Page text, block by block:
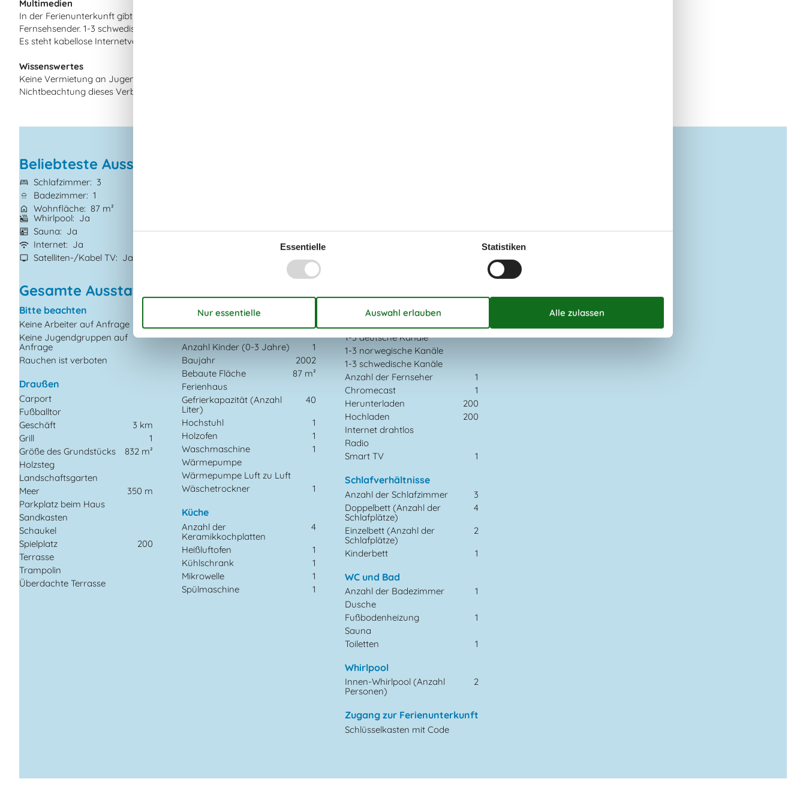
Multimedien
In der Ferienunterkunft gibt es 1 Fernseher mit Smart-TV.1 Chromecast. Radio. Mindestens 4 dänische
Fernsehsender. 1-3 schwedische Fernsehsender. 1-3 norwegische Fernsehsender. 1-3 deutsche Fernsehsender.
Es steht kabellose Internetverbindung zur Verfügung.
Wissenswertes
Keine Vermietung an Jugendgruppen, in denen alle 15-25 Jahre sind. Rauchen ist nicht zugelassen. Bei
Nichtbeachtung dieses Verbots wird eine Gebühr von mindestens EUR 420,- erhoben.
Beliebteste Ausstattungen
Schlafzimmer
3
Badezimmer 1
Wohnfläche 87 m²
Whirlpool
Ja
Sauna
Ja
Internet
Ja
Satelliten-/Kabel TV
Ja
Waschmaschine Ja
Klimafreundlich Ja
Gesamte Ausstattung
Bitte beachten
Keine Arbeiter auf Anfrage
Keine Jugendgruppen auf
Anfrage
Rauchen ist verboten
Draußen
Carport
Fußballtor
Geschäft
3 km
Grill
1
Größe des Grundstücks
832 m²
Holzsteg
Landschaftsgarten
Meer
350 m
Parkplatz beim Haus
Sandkasten
Schaukel
Spielplatz
200
Terrasse
Trampolin
Überdachte Terrasse
Einrichtung
Anzahl Erwachsene inkl. 4-11
6
Anzahl Kinder (0-3 Jahre)
1
Baujahr
2002
Bebaute Fläche
87 m²
Ferienhaus
Gefrierkapazität (Anzahl
Liter)
40
Hochstuhl
1
Holzofen
1
Waschmaschine
1
Wärmepumpe
Wärmepumpe Luft zu Luft
Wäschetrockner
1
Küche
Anzahl der
Keramikkochplatten
4
Heißluftofen
1
Kühlschrank
1
Mikrowelle
1
Spülmaschine
1
Multimedien
> 3 dänische Sender
1-3 deutsche Kanäle
1-3 norwegische Kanäle
1-3 schwedische Kanäle
Anzahl der Fernseher
1
Chromecast
1
Herunterladen
200
Hochladen
200
Internet drahtlos
Radio
Smart TV
1
Schlafverhältnisse
Anzahl der Schlafzimmer
3
Doppelbett (Anzahl der
Schlafplätze)
4
Einzelbett (Anzahl der
Schlafplätze)
2
Kinderbett
1
WC und Bad
Anzahl der Badezimmer
1
Dusche
Fußbodenheizung
1
Sauna
Toiletten
1
Whirlpool
Innen-Whirlpool (Anzahl
Personen)
2
Zugang zur Ferienunterkunft
Schlüsselkasten mit Code
Essentielle Statistiken